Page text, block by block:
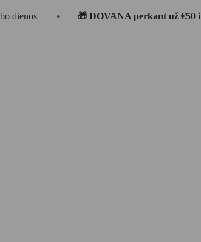
• 🎁 DOVANA perkant už €50 ir daugiau